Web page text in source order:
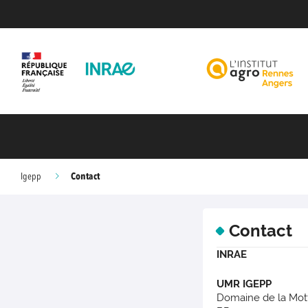
Igepp Contact
Contact
INRAE
UMR IGEPP
Domaine de la